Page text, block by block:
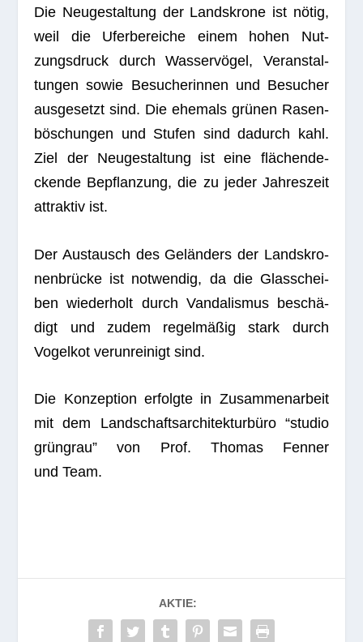
Die Neu­ge­stal­tung der Lands­krone ist nötig,
weil die Ufer­be­rei­che einem hohen Nut­
zungs­druck durch Was­ser­vö­gel, Ver­an­stal­
tun­gen sowie Besu­che­rin­nen und Besu­cher
aus­ge­setzt sind. Die ehe­mals grü­nen Rasen­
bö­schun­gen und Stu­fen sind dadurch kahl.
Ziel der Neu­ge­stal­tung ist eine flä­chen­de­
ckende Bepflan­zung, die zu jeder Jah­res­zeit
attrak­tiv ist.
Der Aus­tausch des Gelän­ders der Lands­kro­
nen­brü­cke ist not­wen­dig, da die Glas­schei­
ben wie­der­holt durch Van­da­lis­mus beschä­
digt und zudem regel­mä­ßig stark durch
Vogel­kot ver­un­rei­nigt sind.
Die Kon­zep­tion erfolgte in Zusam­men­ar­beit
mit dem Land­schafts­ar­chi­tek­tur­büro “stu­dio
grün­grau” von Prof. Tho­mas Fen­ner
und Team.
AKTIE: